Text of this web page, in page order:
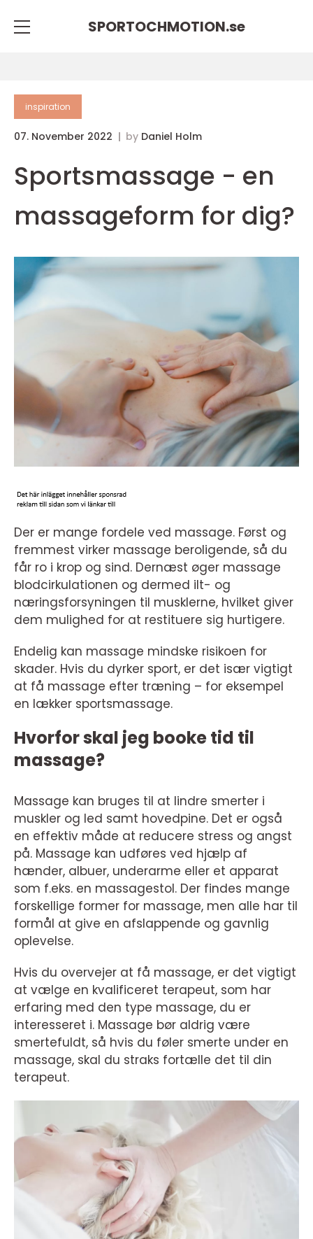
SPORTOCHMOTION.se
inspiration
07. November 2022 by Daniel Holm
Sportsmassage - en
massageform for dig?
Der er mange fordele ved massage. Først og
fremmest virker massage beroligende, så du
får ro i krop og sind. Dernæst øger massage
blodcirkulationen og dermed ilt- og
næringsforsyningen til musklerne, hvilket giver
dem mulighed for at restituere sig hurtigere.
Endelig kan massage mindske risikoen for
skader. Hvis du dyrker sport, er det især vigtigt
at få massage efter træning – for eksempel
en lækker sportsmassage.
Hvorfor skal jeg booke tid til
massage?
Massage kan bruges til at lindre smerter i
muskler og led samt hovedpine. Det er også
en effektiv måde at reducere stress og angst
på. Massage kan udføres ved hjælp af
hænder, albuer, underarme eller et apparat
som f.eks. en massagestol. Der findes mange
forskellige former for massage, men alle har til
formål at give en afslappende og gavnlig
oplevelse.
Hvis du overvejer at få massage, er det vigtigt
at vælge en kvalificeret terapeut, som har
erfaring med den type massage, du er
interesseret i. Massage bør aldrig være
smertefuldt, så hvis du føler smerte under en
massage, skal du straks fortælle det til din
terapeut.